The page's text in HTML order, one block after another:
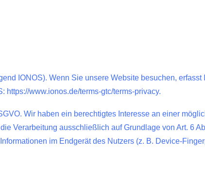
IONOS). Wenn Sie unsere Website besuchen,
https://www.ionos.de/terms-gtc/terms-privacy.
Wir haben ein berechtigtes Interesse an einer
Verarbeitung ausschließlich auf Grundlage von Art. 6
im Endgerät des Nutzers (z. B. Device-